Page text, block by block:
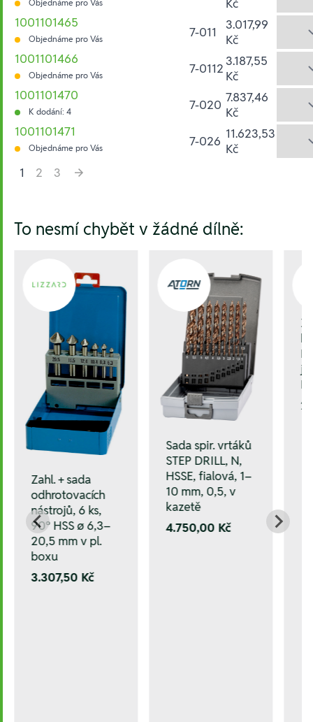
Objednáme pro Vás
Kč
1001101465
Objednáme pro Vás 7-011
3.017,99
Kč
1001101466
Objednáme pro Vás 7-0112 3.187,55
Kč
1001101470
K dodání: 4 7-020 7.837,46
Kč
1001101471
Objednáme pro Vás 7-026 11.623,53
Kč
1
2
3
To nesmí chybět v žádné dílně:
Zahl. + sada
odhrotovacích
nástrojů, 6 ks,
90° HSS ø 6,3–
20,5 mm v pl.
boxu
3.307,50 Kč
Sada spir. vrtáků
STEP DRILL, N,
HSSE, fialová, 1–
10 mm, 0,5, v
kazetě
4.750,00 Kč